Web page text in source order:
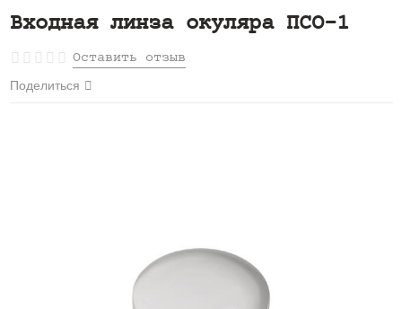
Входная линза окуляра ПСО-1
Оставить отзыв
Поделиться